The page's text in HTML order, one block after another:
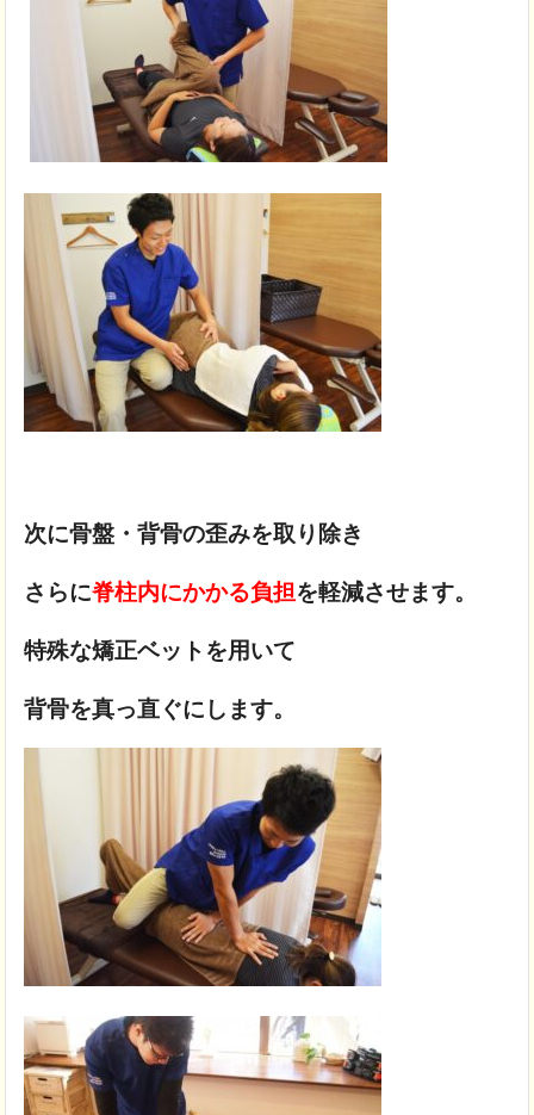
次に骨盤・背骨の歪みを取り除き
さらに脊柱内にかかる負担を軽減させます。
特殊な矯正ベットを用いて
背骨を真っ直ぐにします。